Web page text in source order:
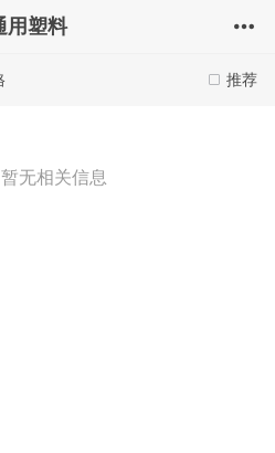
用塑料
推荐
无相关信息